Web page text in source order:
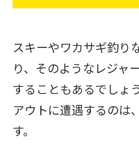
スキーやワカサギ釣り
り、そのようなレジャ
することもあるでしょ
アウトに遭遇するのは
す。